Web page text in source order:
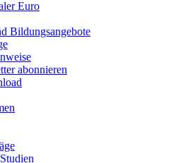
Euro
Bildungsangebote
abonnieren